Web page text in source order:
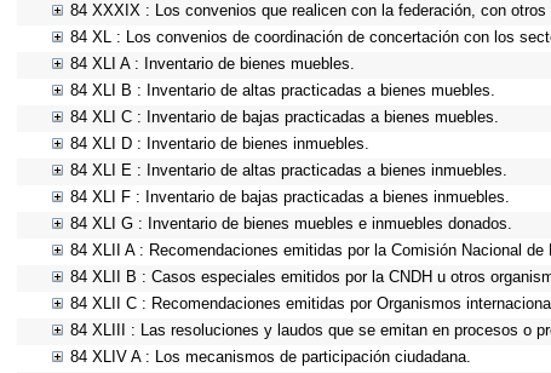
84 XXXIX : Los convenios que realicen con la federación, con
84 XL : Los convenios de coordinación de concertación con los
84 XLI A : Inventario de bienes muebles.
84 XLI B : Inventario de altas practicadas a bienes muebles.
84 XLI C : Inventario de bajas practicadas a bienes muebles.
84 XLI D : Inventario de bienes inmuebles.
84 XLI E : Inventario de altas practicadas a bienes inmuebles.
84 XLI F : Inventario de bajas practicadas a bienes inmuebles.
84 XLI G : Inventario de bienes muebles e inmuebles donados.
84 XLII A : Recomendaciones emitidas por la Comisión Nacional de
84 XLII B : Casos especiales emitidos por la CNDH u otros
84 XLII C : Recomendaciones emitidas por Organismos
84 XLIII : Las resoluciones y laudos que se emitan en procesos o
84 XLIV A : Los mecanismos de participación ciudadana.